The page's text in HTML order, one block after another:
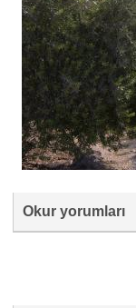
Okur yorumları